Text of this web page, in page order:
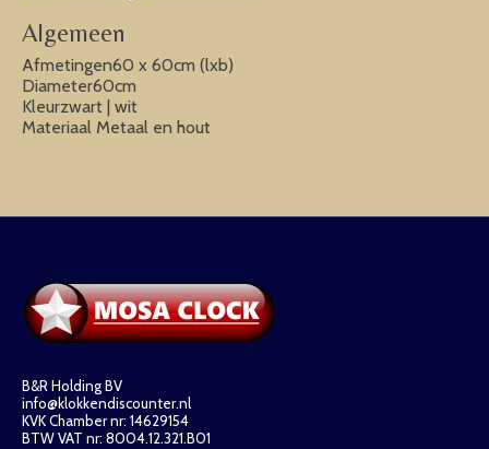
Algemeen
Afmetingen60 x 60cm (lxb)
Diameter60cm
Kleurzwart | wit
Materiaal Metaal en hout
B&R Holding BV
info@klokkendiscounter.nl
KVK Chamber nr: 14629154
BTW VAT nr: 8004.12.321.B01